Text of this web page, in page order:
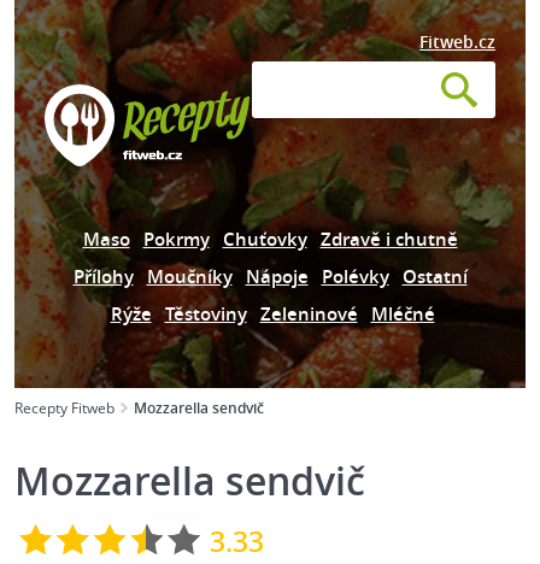
Fitweb.cz
Maso Pokrmy Chuťovky Zdravě i chutně
Přílohy Moučníky Nápoje Polévky Ostatní
Rýže Těstoviny Zeleninové Mléčné
Recepty Fitweb Mozzarella sendvič
Mozzarella sendvič
3.33